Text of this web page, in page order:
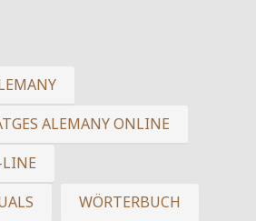
ALEMANY ONLINE
WÖRTERBUCH